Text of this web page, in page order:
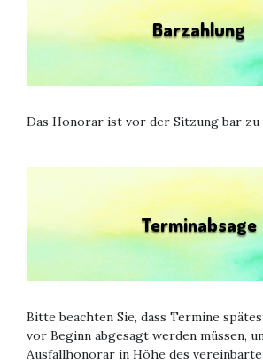
Barzahlung
Das Honorar ist vor der Sitzung bar
Terminabsage
Bitte beachten Sie, dass Termine
vor Beginn abgesagt werden müssen,
Ausfallhonorar in Höhe des